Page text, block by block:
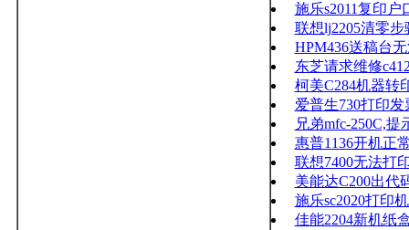
施乐s2011复印
联想lj2205清零步
HPM436送稿台
东芝请求维修
柯美C284机器转
爱普生730打印
兄弟mfc-250C,提
惠普1136开机正
联想7400无法打
美能达C200出代
施乐sc2020打印
佳能2204新机纸